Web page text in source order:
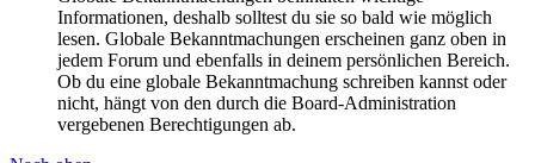
Informationen, deshalb solltest du sie so bald wie möglich
lesen. Globale Bekanntmachungen erscheinen ganz oben in
jedem Forum und ebenfalls in deinem persönlichen Bereich.
Ob du eine globale Bekanntmachung schreiben kannst oder
nicht, hängt von den durch die Board-Administration
vergebenen Berechtigungen ab.